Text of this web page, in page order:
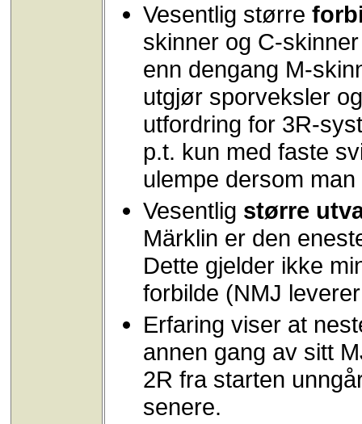
Vesentlig større
skinner og C-
enn dengang M-
utgjør sporveksler
utfordring for 3R-
p.t. kun med faste
ulempe dersom
Vesentlig større
Märklin er den
Dette gjelder ikke
forbilde (NMJ
Erfaring viser at
annen gang av sitt
2R fra starten
senere.